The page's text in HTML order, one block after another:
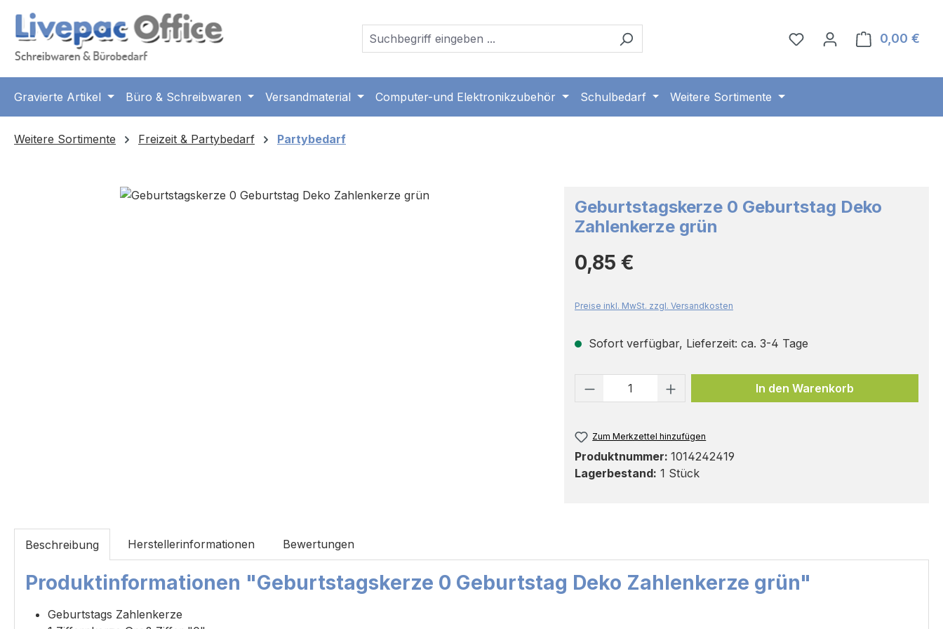
Hauptinhalt springen
Zur Suche springen
Zur Hauptnavigation springen
0,00 €
Gravierte Artikel Büro & Schreibwaren Versandmaterial Computer-und Elektronikzubehör Schulbedarf Weitere Sortimente
Weitere Sortimente Freizeit & Partybedarf Partybedarf
Bildergalerie überspringen
Geburtstagskerze 0 Geburtstag Deko
Zahlenkerze grün
Regulärer Preis:
0,85 €
Preise inkl. MwSt. zzgl. Versandkosten
Sofort verfügbar, Lieferzeit: ca. 3-4 Tage
Produkt Anzahl: Gib den gewünschten Wert
In den Warenkorb
Zum Merkzettel hinzufügen
Produktnummer: 1014242419
Lagerbestand: 1 Stück
Beschreibung Herstellerinformationen Bewertungen
Produktinformationen "Geburtstagskerze 0 Geburtstag Deko Zahlenkerze grün"
Geburtstags Zahlenkerze